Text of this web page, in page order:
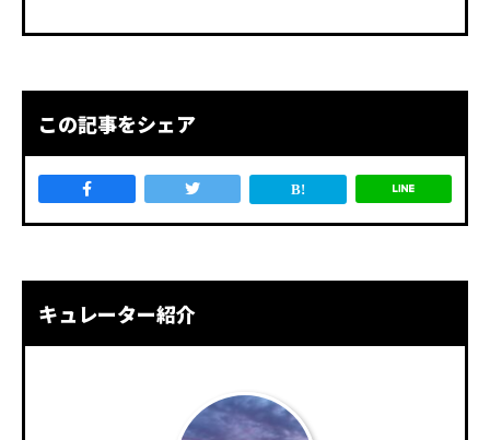
この記事をシェア
キュレーター紹介